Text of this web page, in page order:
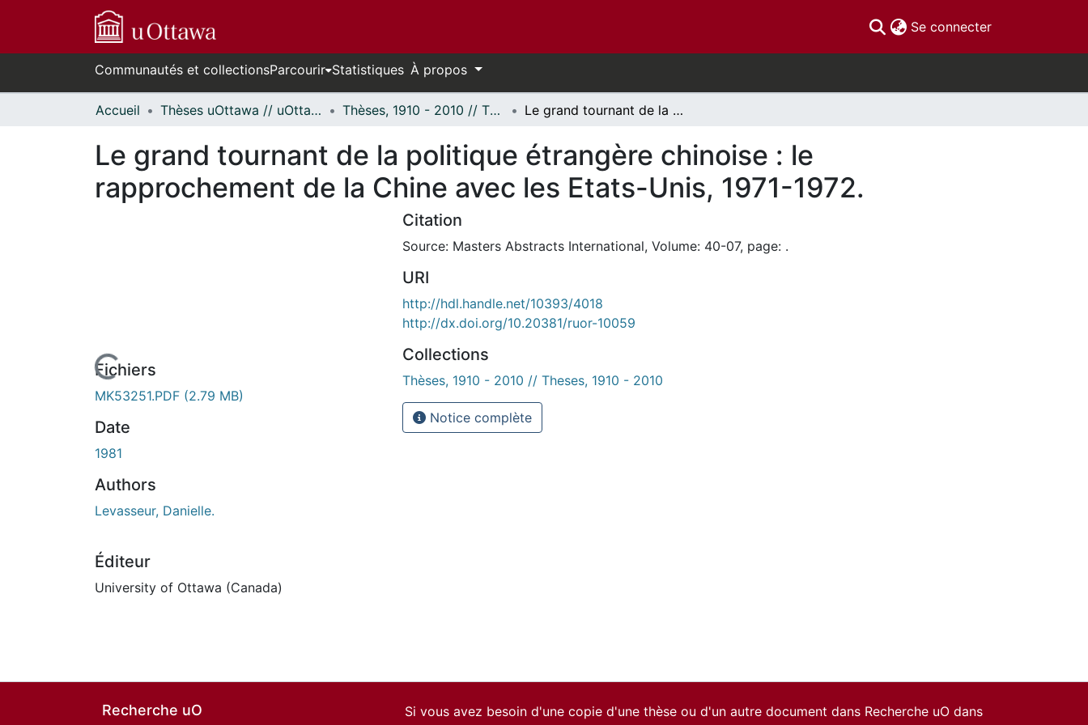
Se connecter(current)
Communautés et collectionsParcourir Statistiques À propos
Accueil Thèses uOttawa // uOttawa Theses Thèses, 1910 - 2010 // Theses, 1910 - 2010 Le grand tournant de la politique étrangère chinoise : le rapprochement de la Chine avec les Etats-Unis, 1971-1972.
Le grand tournant de la politique étrangère chinoise : le
rapprochement de la Chine avec les Etats-Unis, 1971-1972.
En cours de chargement...
Fichiers
MK53251.PDF (2.79 MB)
Date
1981
Authors
Levasseur, Danielle.
Éditeur
University of Ottawa (Canada)
Citation
Source: Masters Abstracts International, Volume: 40-07, page: .
URI
http://hdl.handle.net/10393/4018
http://dx.doi.org/10.20381/ruor-10059
Collections
Thèses, 1910 - 2010 // Theses, 1910 - 2010
Notice complète
Recherche uO
Si vous avez besoin d'une copie d'une thèse ou d'un autre document dans Recherche uO dans